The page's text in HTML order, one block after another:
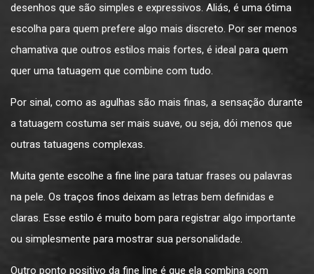
desenhos que são simples e expressivos. Aliás, é uma ótima
escolha para quem prefere algo mais discreto. Por ser menos
chamativa que outros estilos mais fortes, é ideal para quem
quer uma tatuagem que combine com tudo.
Por sinal, como as agulhas são mais finas, a sensação durante
a tatuagem costuma ser mais suave, ou seja, dói menos que
outras tatuagens complexas.
Muita gente escolhe a fine line para tatuar frases ou palavras
na pele. Os traços finos deixam as letras bem definidas e
claras. Esse estilo é muito bom para registrar algo importante
ou simplesmente para mostrar sua personalidade.
Outro ponto positivo da fine line é que ela combina com